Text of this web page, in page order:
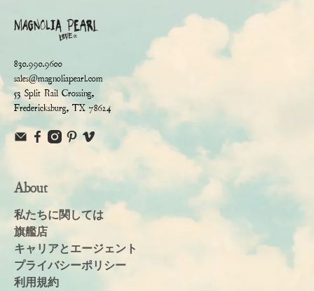
830.990.9600
sales@magnoliapearl.com
53 Split Rail Crossing,
Fredericksburg, TX 78624
About
私たちに関しては
旗艦店
キャリアとエージェント
プライバシーポリシー
利用規約